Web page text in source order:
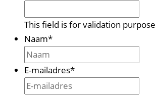
This field is for validation
Naam*
E-mailadres*